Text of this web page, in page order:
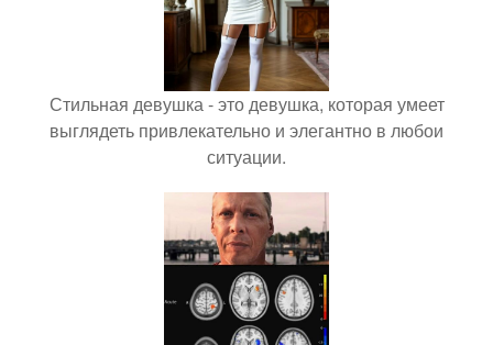
Стильная девушка - это девушка, которая умеет
выглядеть привлекательно и элегантно в любои
ситуации.